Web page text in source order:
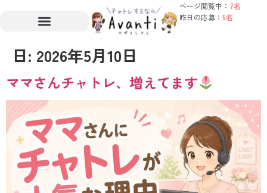
ページ閲覧中： 7名
昨日の応募： 5名
日: 2026年5月10日
ママさんチャトレ、増えてます